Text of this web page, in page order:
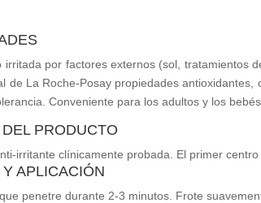
irritada por factores externos (sol, tratamientos
de La Roche-Posay propiedades
Conveniente para los adultos y los bebés.
PRODUCTO
irritante clínicamente probada. El primer
APLICACIÓN
penetre durante 2-3 minutos. Frote